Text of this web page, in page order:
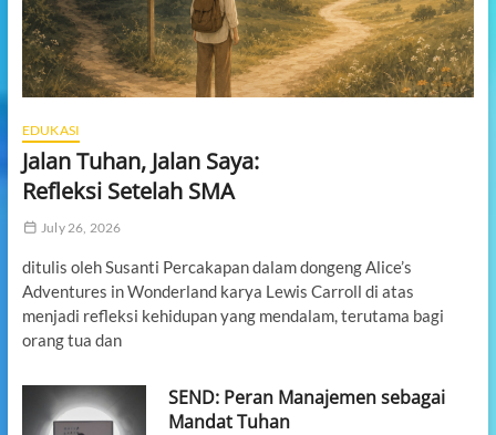
EDUKASI
Jalan Tuhan, Jalan Saya:
Refleksi Setelah SMA
July 26, 2026
ditulis oleh Susanti Percakapan dalam dongeng Alice’s
Adventures in Wonderland karya Lewis Carroll di atas
menjadi refleksi kehidupan yang mendalam, terutama bagi
orang tua dan
SEND: Peran Manajemen sebagai
Mandat Tuhan